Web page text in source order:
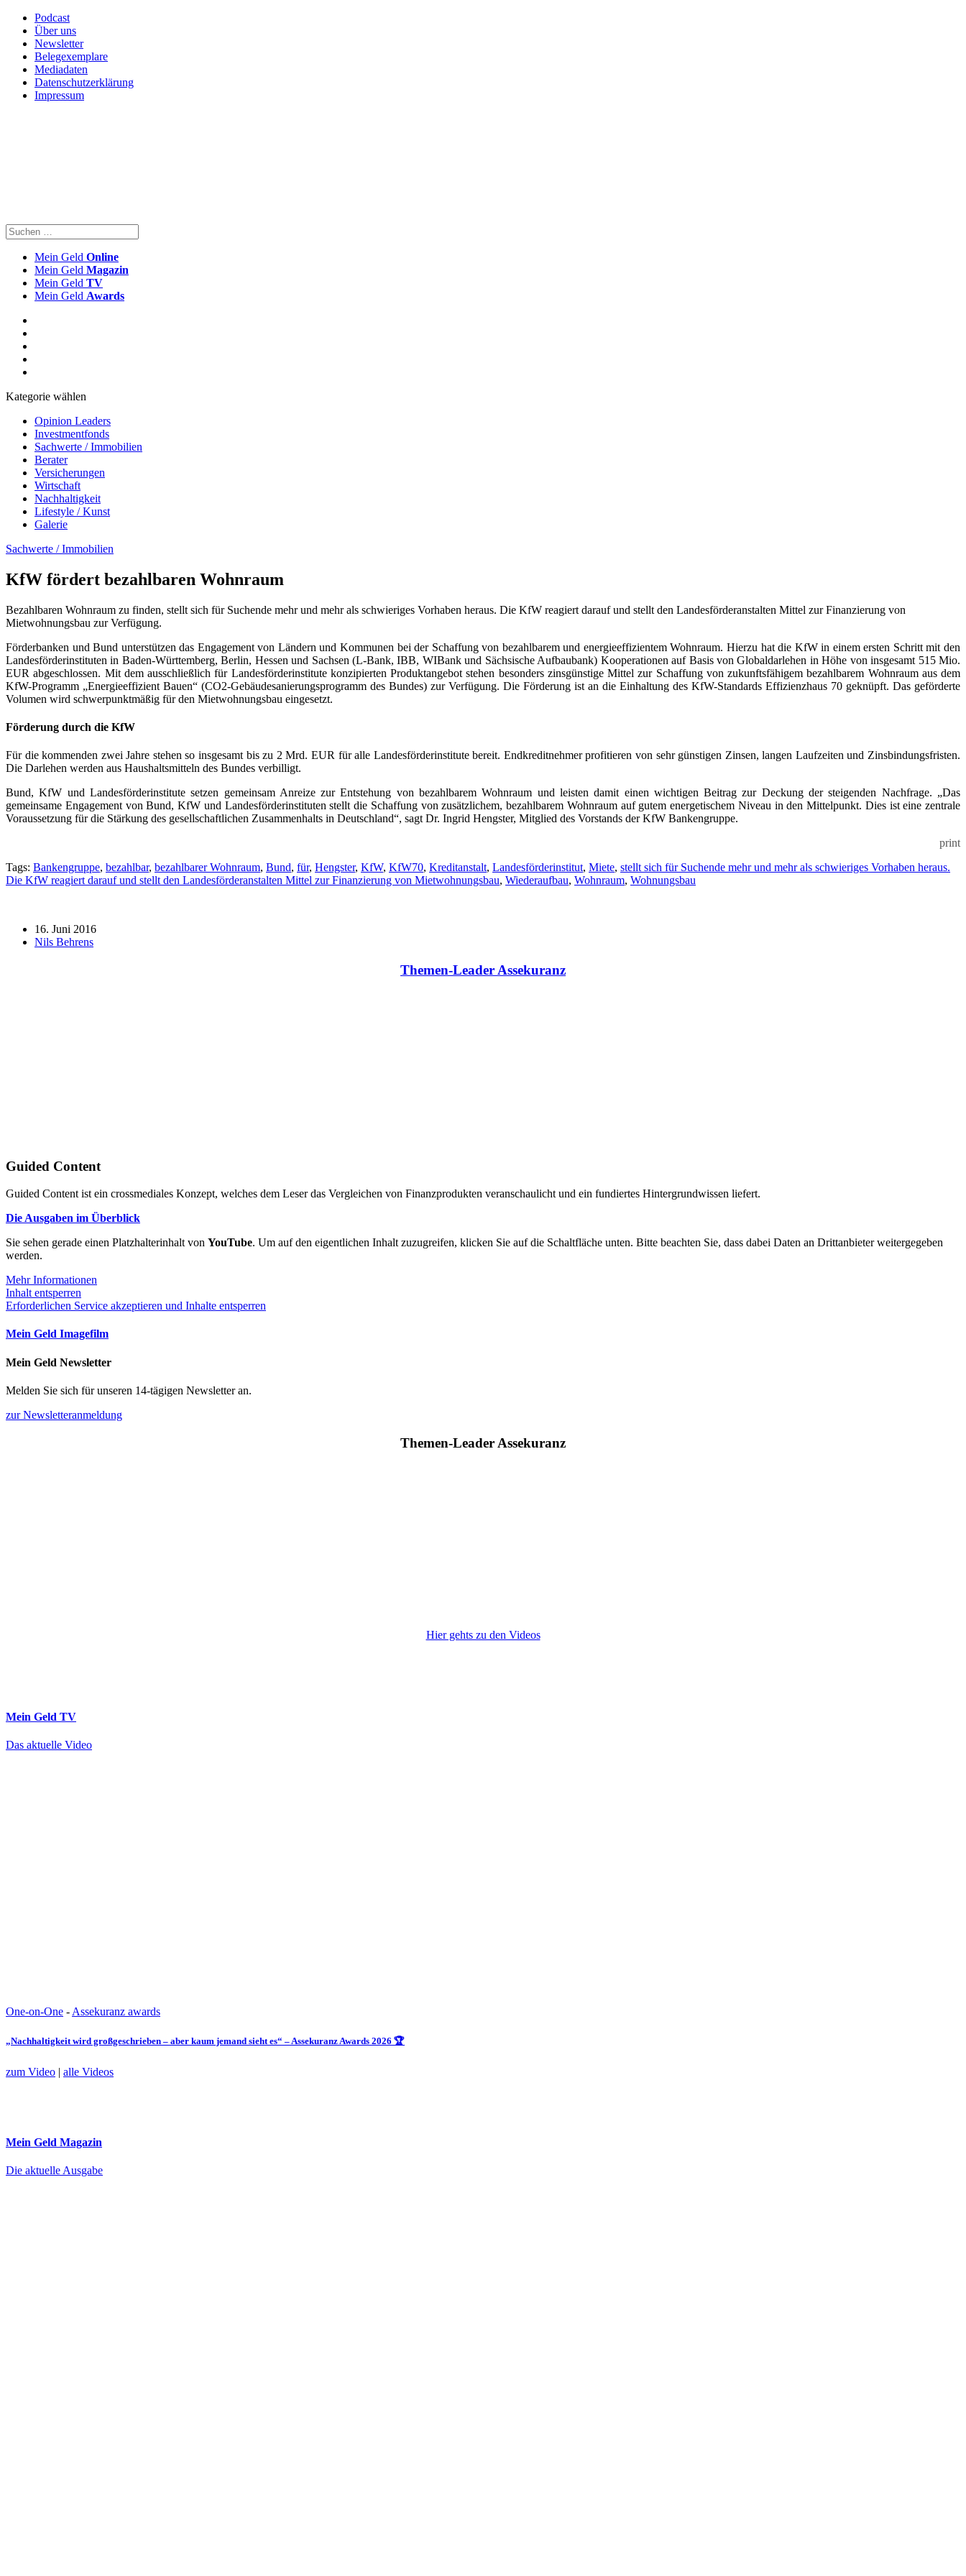
Podcast
Über uns
Newsletter
Belegexemplare
Mediadaten
Datenschutzerklärung
Impressum
Mein Geld Online
Mein Geld Magazin
Mein Geld TV
Mein Geld Awards
Kategorie wählen
Opinion Leaders
Investmentfonds
Sachwerte / Immobilien
Berater
Versicherungen
Wirtschaft
Nachhaltigkeit
Lifestyle / Kunst
Galerie
Sachwerte / Immobilien
KfW fördert bezahlbaren Wohnraum
Bezahlbaren Wohnraum zu finden, stellt sich für Suchende mehr und mehr als schwieriges Vorhaben heraus. Die KfW reagiert darauf und stellt den Landesförderanstalten Mittel zur Finanzierung von
Mietwohnungsbau zur Verfügung.
Förderbanken und Bund unterstützen das Engagement von Ländern und Kommunen bei der Schaffung von bezahlbarem und energieeffizientem Wohnraum. Hierzu hat die KfW in einem ersten Schritt mit den
Landesförderinstituten in Baden-Württemberg, Berlin, Hessen und Sachsen (L-Bank, IBB, WIBank und Sächsische Aufbaubank) Kooperationen auf Basis von Globaldarlehen in Höhe von insgesamt 515 Mio.
EUR abgeschlossen. Mit dem ausschließlich für Landesförderinstitute konzipierten Produktangebot stehen besonders zinsgünstige Mittel zur Schaffung von zukunftsfähigem bezahlbarem Wohnraum aus dem
KfW-Programm „Energieeffizient Bauen“ (CO2-Gebäudesanierungsprogramm des Bundes) zur Verfügung. Die Förderung ist an die Einhaltung des KfW-Standards Effizienzhaus 70 geknüpft. Das geförderte
Volumen wird schwerpunktmäßig für den Mietwohnungsbau eingesetzt.
Förderung durch die KfW
Für die kommenden zwei Jahre stehen so insgesamt bis zu 2 Mrd. EUR für alle Landesförderinstitute bereit. Endkreditnehmer profitieren von sehr günstigen Zinsen, langen Laufzeiten und Zinsbindungsfristen.
Die Darlehen werden aus Haushaltsmitteln des Bundes verbilligt.
Bund, KfW und Landesförderinstitute setzen gemeinsam Anreize zur Entstehung von bezahlbarem Wohnraum und leisten damit einen wichtigen Beitrag zur Deckung der steigenden Nachfrage. „Das
gemeinsame Engagement von Bund, KfW und Landesförderinstituten stellt die Schaffung von zusätzlichem, bezahlbarem Wohnraum auf gutem energetischem Niveau in den Mittelpunkt. Dies ist eine zentrale
Voraussetzung für die Stärkung des gesellschaftlichen Zusammenhalts in Deutschland“, sagt Dr. Ingrid Hengster, Mitglied des Vorstands der KfW Bankengruppe.
print
Tags: Bankengruppe, bezahlbar, bezahlbarer Wohnraum, Bund, für, Hengster, KfW, KfW70, Kreditanstalt, Landesförderinstitut, Miete, stellt sich für Suchende mehr und mehr als schwieriges Vorhaben heraus.
Die KfW reagiert darauf und stellt den Landesförderanstalten Mittel zur Finanzierung von Mietwohnungsbau, Wiederaufbau, Wohnraum, Wohnungsbau
16. Juni 2016
Nils Behrens
Themen-Leader Assekuranz
Guided Content
Guided Content ist ein crossmediales Konzept, welches dem Leser das Vergleichen von Finanzprodukten veranschaulicht und ein fundiertes Hintergrundwissen liefert.
Die Ausgaben im Überblick
Sie sehen gerade einen Platzhalterinhalt von YouTube. Um auf den eigentlichen Inhalt zuzugreifen, klicken Sie auf die Schaltfläche unten. Bitte beachten Sie, dass dabei Daten an Drittanbieter weitergegeben
werden.
Mehr Informationen
Inhalt entsperren
Erforderlichen Service akzeptieren und Inhalte entsperren
Mein Geld Imagefilm
Mein Geld Newsletter
Melden Sie sich für unseren 14-tägigen Newsletter an.
zur Newsletteranmeldung
Themen-Leader Assekuranz
Hier gehts zu den Videos
Mein Geld TV
Das aktuelle Video
One-on-One - Assekuranz awards
„Nachhaltigkeit wird großgeschrieben – aber kaum jemand sieht es“ – Assekuranz Awards 2026 🏆
zum Video | alle Videos
Mein Geld Magazin
Die aktuelle Ausgabe